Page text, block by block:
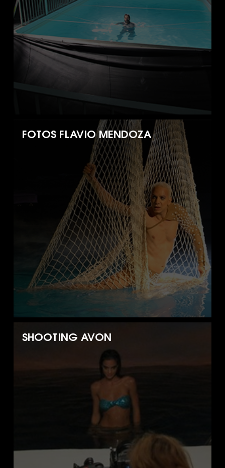
FOTOS FLAVIO MENDOZA
SHOOTING AVON